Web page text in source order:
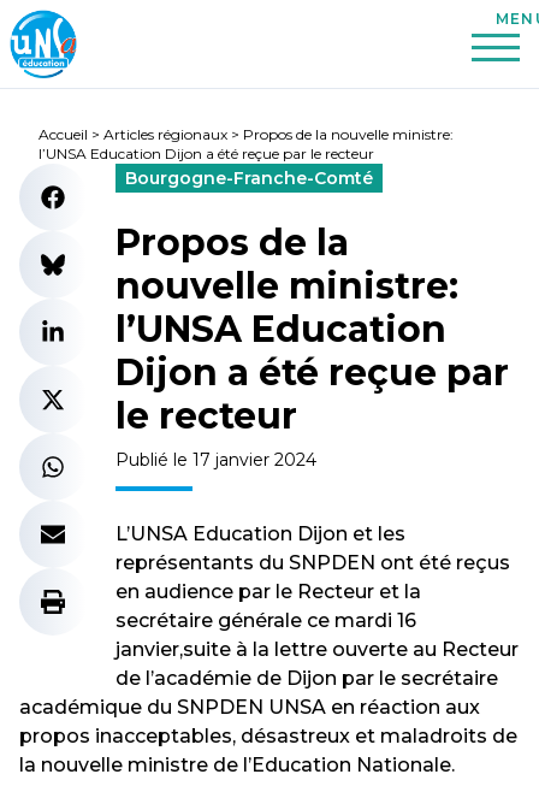
Accueil > Articles régionaux > Propos de la nouvelle ministre:
l’UNSA Education Dijon a été reçue par le recteur
Bourgogne-Franche-Comté
Propos de la
nouvelle ministre:
l’UNSA Education
Dijon a été reçue par
le recteur
Publié le 17 janvier 2024
L’UNSA Education Dijon et les
représentants du SNPDEN ont été reçus
en audience par le Recteur et la
secrétaire générale ce mardi 16
janvier,suite à la lettre ouverte au Recteur
de l’académie de Dijon par le secrétaire
académique du SNPDEN UNSA en réaction aux
propos inacceptables, désastreux et maladroits de
la nouvelle ministre de l’Education Nationale.